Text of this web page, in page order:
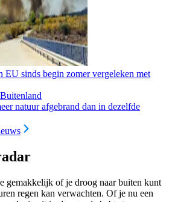
EU sinds begin zomer vergeleken met
Buitenland
natuur afgebrand dan in dezelfde
gemakkelijk of je droog naar buiten kunt
regen kan verwachten. Of je nu een